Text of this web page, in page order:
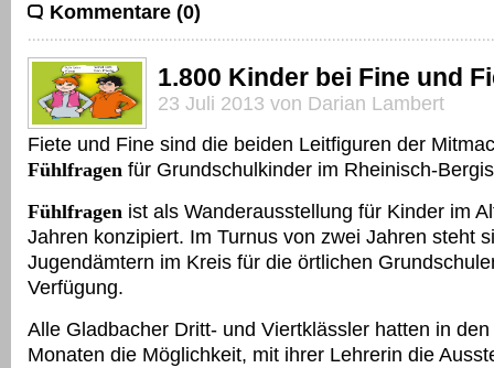
Kommentare (0)
1.800 Kinder bei Fine und
23 Juli 2013 von Darian Lambert
Fiete und Fine sind die beiden Leitfiguren der
Fühlfragen für Grundschulkinder im Rheinisch-
Fühlfragen ist als Wanderausstellung für Kinder im
Jahren konzipiert. Im Turnus von zwei Jahren steht
Jugendämtern im Kreis für die örtlichen
Verfügung.
Alle Gladbacher Dritt- und Viertklässler hatten in
Monaten die Möglichkeit, mit ihrer Lehrerin die